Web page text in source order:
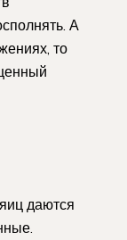
А
то
даются